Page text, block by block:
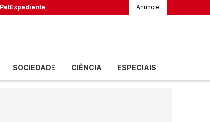
PetExpediente Anuncie
SOCIEDADE CIÊNCIA ESPECIAIS